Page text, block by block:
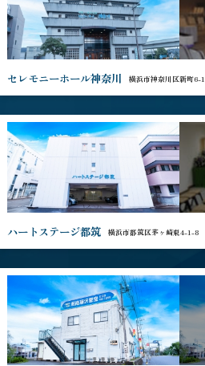
セレモニーホール神奈川 横浜市神奈川区新町6-1
ハートステージ都筑 横浜市都筑区茅ヶ崎東4-1-8